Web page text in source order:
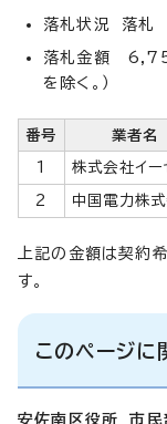
落札状況 落札
落札金額
を除く。）
番号 業者名
1 株式会社イー
2 中国電力株
上記の金額は契約
す。
このページに
安佐南区役所 市